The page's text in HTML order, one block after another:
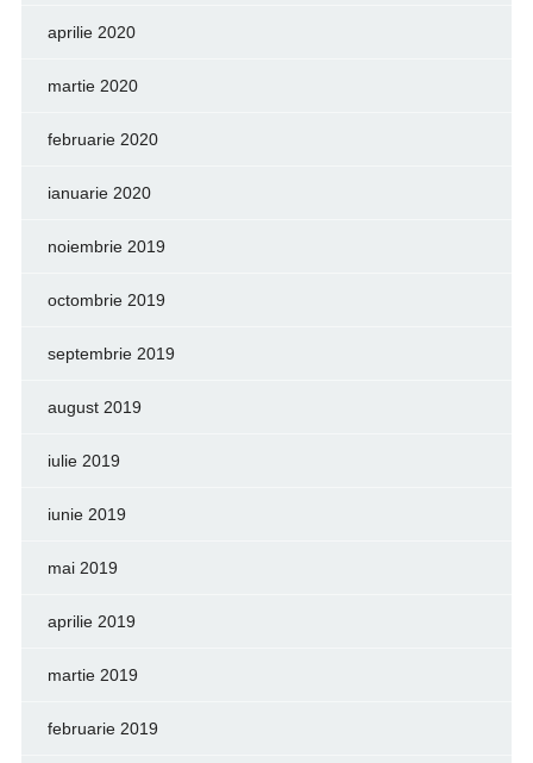
aprilie 2020
martie 2020
februarie 2020
ianuarie 2020
noiembrie 2019
octombrie 2019
septembrie 2019
august 2019
iulie 2019
iunie 2019
mai 2019
aprilie 2019
martie 2019
februarie 2019